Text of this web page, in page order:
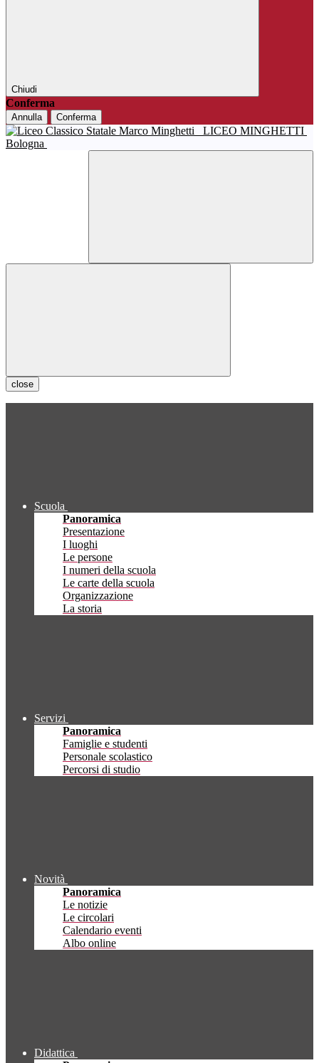
Chiudi
Conferma
Annulla Conferma
LICEO MINGHETTI
Bologna
close
Scuola
Panoramica
Presentazione
I luoghi
Le persone
I numeri della scuola
Le carte della scuola
Organizzazione
La storia
Servizi
Panoramica
Famiglie e studenti
Personale scolastico
Percorsi di studio
Novità
Panoramica
Le notizie
Le circolari
Calendario eventi
Albo online
Didattica